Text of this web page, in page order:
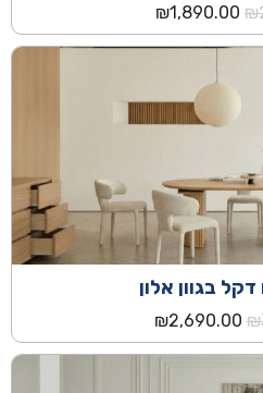
₪ המחיר
המקורי
היה:
₪1,890.00
הנוכחי
הוא:
בגוון אלון
₪ המחיר
המקורי
היה:
₪3,890.00.
₪2,690.00
הנוכחי
הוא: